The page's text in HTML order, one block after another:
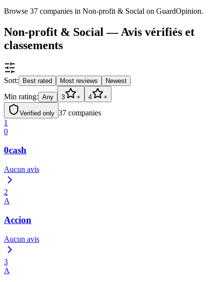
Browse 37 companies in Non-profit & Social on GuardOpinion.
Non-profit & Social — Avis vérifiés et
classements
Sort: Best rated Most reviews Newest
Min rating: Any 3 + 4 +
Verified only 37 companies
1
0
0cash
Aucun avis
2
A
Accion
Aucun avis
3
A